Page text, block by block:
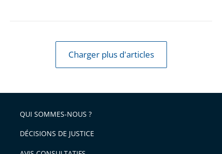
Charger plus d'articles
QUI SOMMES-NOUS ?
DÉCISIONS DE JUSTICE